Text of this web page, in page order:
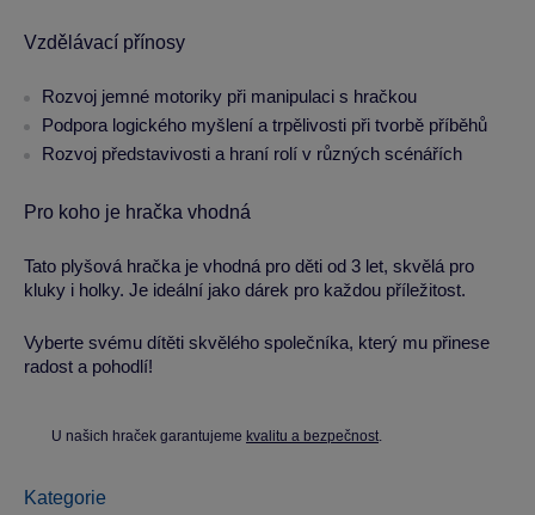
Vzdělávací přínosy
Rozvoj jemné motoriky při manipulaci s hračkou
Podpora logického myšlení a trpělivosti při tvorbě příběhů
Rozvoj představivosti a hraní rolí v různých scénářích
Pro koho je hračka vhodná
Tato plyšová hračka je vhodná pro děti od 3 let, skvělá pro
kluky i holky. Je ideální jako dárek pro každou příležitost.
Vyberte svému dítěti skvělého společníka, který mu přinese
radost a pohodlí!
U našich hraček garantujeme kvalitu a bezpečnost.
Kategorie